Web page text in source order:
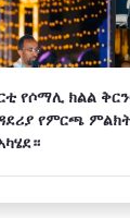
የሶማሊ ክልል
የምርጫ